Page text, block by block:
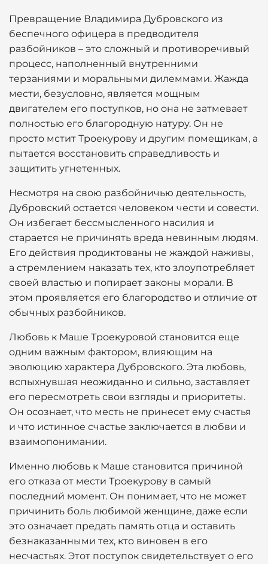
Превращение Владимира Дубровского из
беспечного офицера в предводителя
разбойников – это сложный и противоречивый
процесс, наполненный внутренними
терзаниями и моральными дилеммами. Жажда
мести, безусловно, является мощным
двигателем его поступков, но она не затмевает
полностью его благородную натуру. Он не
просто мстит Троекурову и другим помещикам, а
пытается восстановить справедливость и
защитить угнетенных.
Несмотря на свою разбойничью деятельность,
Дубровский остается человеком чести и совести.
Он избегает бессмысленного насилия и
старается не причинять вреда невинным людям.
Его действия продиктованы не жаждой наживы,
а стремлением наказать тех, кто злоупотребляет
своей властью и попирает законы морали. В
этом проявляется его благородство и отличие от
обычных разбойников.
Любовь к Маше Троекуровой становится еще
одним важным фактором, влияющим на
эволюцию характера Дубровского. Эта любовь,
вспыхнувшая неожиданно и сильно, заставляет
его пересмотреть свои взгляды и приоритеты.
Он осознает, что месть не принесет ему счастья
и что истинное счастье заключается в любви и
взаимопонимании.
Именно любовь к Маше становится причиной
его отказа от мести Троекурову в самый
последний момент. Он понимает, что не может
причинить боль любимой женщине, даже если
это означает предать память отца и оставить
безнаказанными тех, кто виновен в его
несчастьях. Этот поступок свидетельствует о его